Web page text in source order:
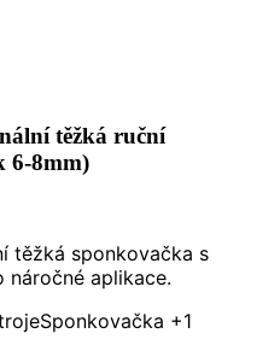
těžká ruční
6-8mm)
těžká sponkovačka s
náročné aplikace.
Sponkovačka +1